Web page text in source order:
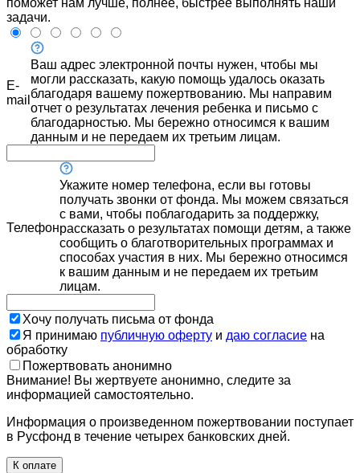
поможет нам лучше, полнее, быстрее выполнять наши
задачи.
E-
mail
Ваш адрес электронной почты нужен, чтобы мы
могли рассказать, какую помощь удалось оказать
благодаря вашему пожертвованию. Мы направим
отчет о результатах лечения ребенка и письмо с
благодарностью. Мы бережно относимся к вашим
данным и не передаем их третьим лицам.
Телефон
Укажите номер телефона, если вы готовы
получать звонки от фонда. Мы можем связаться
с вами, чтобы поблагодарить за поддержку,
рассказать о результатах помощи детям, а также
сообщить о благотворительных программах и
способах участия в них. Мы бережно относимся
к вашим данным и не передаем их третьим
лицам.
Хочу получать письма от фонда
Я принимаю публичную оферту и даю согласие на
обработку
Пожертвовать анонимно
Внимание! Вы жертвуете анонимно, следите за
информацией самостоятельно.
Информация о произведенном пожертвовании поступает
в Русфонд в течение четырех банковских дней.
К оплате